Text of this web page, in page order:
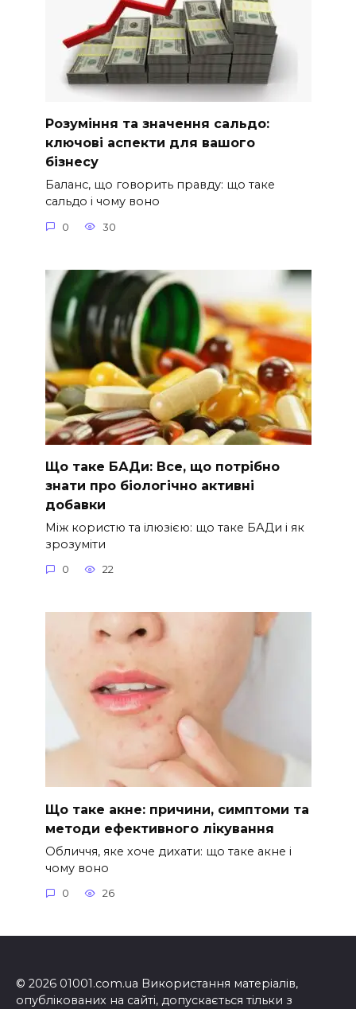
Розуміння та значення сальдо:
ключові аспекти для вашого
бізнесу
Баланс, що говорить правду: що таке
сальдо і чому воно
0 30
Що таке БАДи: Все, що потрібно
знати про біологічно активні
добавки
Між користю та ілюзією: що таке БАДи і як
зрозуміти
0 22
Що таке акне: причини, симптоми та
методи ефективного лікування
Обличчя, яке хоче дихати: що таке акне і
чому воно
0 26
© 2026 01001.com.ua Використання матеріалів,
опублікованих на сайті, допускається тільки з